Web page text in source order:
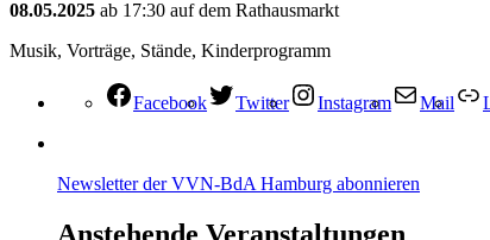
08.05.2025 ab 17:30 auf dem Rathausmarkt
Musik, Vorträge, Stände, Kinderprogramm
Facebook Twitter Instagram Mail
Newsletter der VVN-BdA Hamburg abonnieren
Anstehende Veranstaltungen